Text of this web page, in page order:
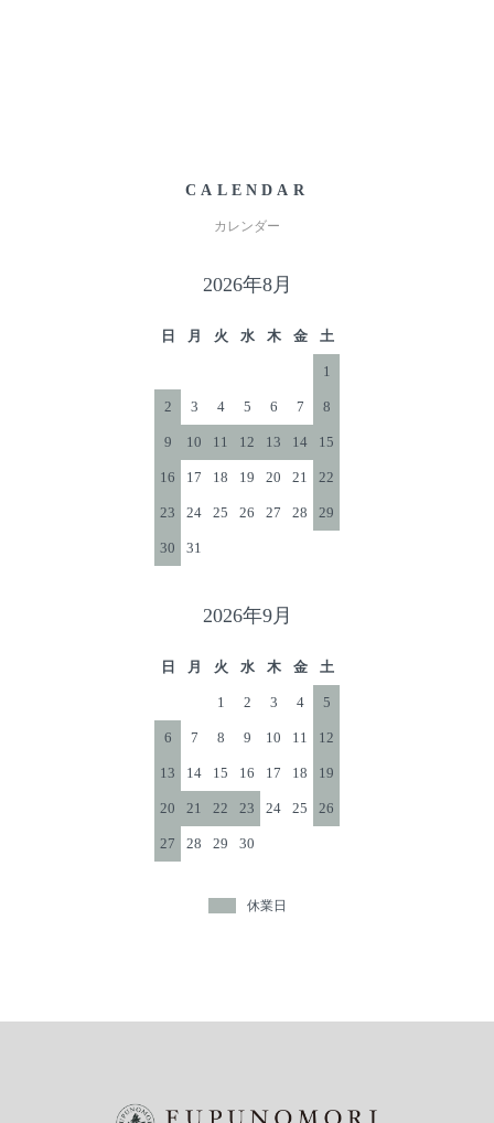
CALENDAR
カレンダー
2026年8月
日 月 火 水 木 金 土
1
2 3 4 5 6 7 8
9 10 11 12 13 14 15
16 17 18 19 20 21 22
23 24 25 26 27 28 29
30 31
2026年9月
日 月 火 水 木 金 土
1 2 3 4 5
6 7 8 9 10 11 12
13 14 15 16 17 18 19
20 21 22 23 24 25 26
27 28 29 30
休業日